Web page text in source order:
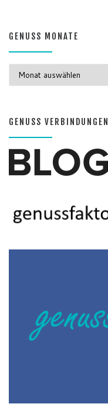
GENUSS MONATE
GENUSS VERBINDUNGEN